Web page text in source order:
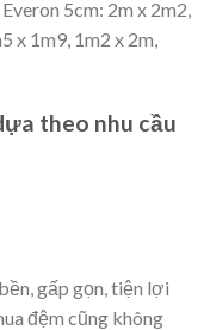
5cm: 2m x 2m2,
x 1m9, 1m2 x 2m,
theo nhu cầu
gấp gọn, tiện lợi
đệm cũng không